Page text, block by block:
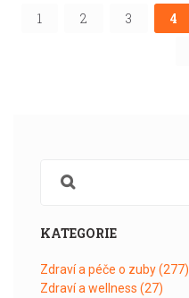
1 2 3 4
KATEGORIE
Zdraví a péče o zuby(277)
Zdraví a wellness (27)